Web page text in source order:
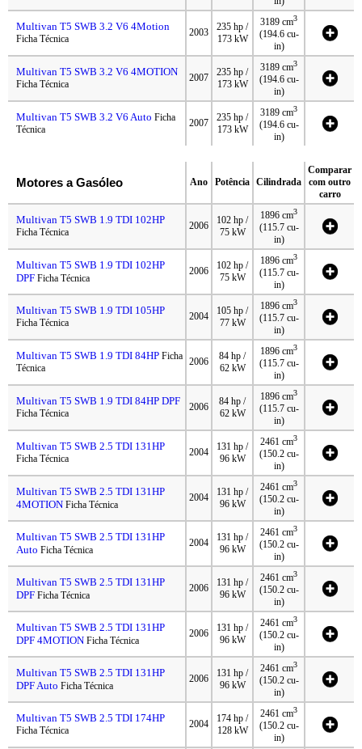
Multivan T5 SWB 3.2 V6 4Motion
Ficha Técnica
2003
235 hp /
173 kW
3189 cm3
(194.6 cu-
in)
Multivan T5 SWB 3.2 V6 4MOTION
Ficha Técnica
2007
235 hp /
173 kW
3189 cm3
(194.6 cu-
in)
Multivan T5 SWB 3.2 V6 Auto Ficha
Técnica
2007
235 hp /
173 kW
3189 cm3
(194.6 cu-
in)
Motores a Gasóleo Ano Potência Cilindrada
Comparar
com outro
carro
Multivan T5 SWB 1.9 TDI 102HP
Ficha Técnica
2006
102 hp /
75 kW
1896 cm3
(115.7 cu-
in)
Multivan T5 SWB 1.9 TDI 102HP
DPF Ficha Técnica
2006
102 hp /
75 kW
1896 cm3
(115.7 cu-
in)
Multivan T5 SWB 1.9 TDI 105HP
Ficha Técnica
2004
105 hp /
77 kW
1896 cm3
(115.7 cu-
in)
Multivan T5 SWB 1.9 TDI 84HP Ficha
Técnica
2006
84 hp /
62 kW
1896 cm3
(115.7 cu-
in)
Multivan T5 SWB 1.9 TDI 84HP DPF
Ficha Técnica
2006
84 hp /
62 kW
1896 cm3
(115.7 cu-
in)
Multivan T5 SWB 2.5 TDI 131HP
Ficha Técnica
2004
131 hp /
96 kW
2461 cm3
(150.2 cu-
in)
Multivan T5 SWB 2.5 TDI 131HP
4MOTION Ficha Técnica
2004
131 hp /
96 kW
2461 cm3
(150.2 cu-
in)
Multivan T5 SWB 2.5 TDI 131HP
Auto Ficha Técnica
2004
131 hp /
96 kW
2461 cm3
(150.2 cu-
in)
Multivan T5 SWB 2.5 TDI 131HP
DPF Ficha Técnica
2006
131 hp /
96 kW
2461 cm3
(150.2 cu-
in)
Multivan T5 SWB 2.5 TDI 131HP
DPF 4MOTION Ficha Técnica
2006
131 hp /
96 kW
2461 cm3
(150.2 cu-
in)
Multivan T5 SWB 2.5 TDI 131HP
DPF Auto Ficha Técnica
2006
131 hp /
96 kW
2461 cm3
(150.2 cu-
in)
Multivan T5 SWB 2.5 TDI 174HP
Ficha Técnica
2004
174 hp /
128 kW
2461 cm3
(150.2 cu-
in)